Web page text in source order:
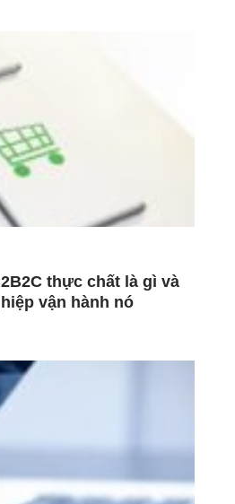
thực chất là gì và
vận hành nó